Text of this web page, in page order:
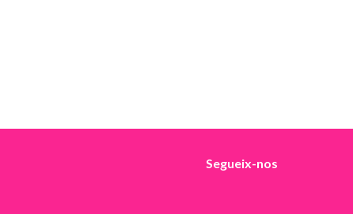
Segueix-nos